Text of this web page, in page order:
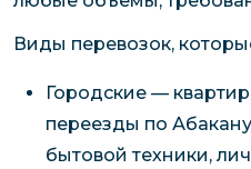
Виды перевозок,
Городские —
переезды по
бытовой техники,